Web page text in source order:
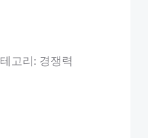
고리: 경쟁력